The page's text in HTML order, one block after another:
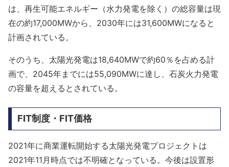
は、再生可能エネルギー（水力発電を除く）の総容量は現
在の約17,000MWから、2030年には31,600MWになると
計画されている。
そのうち、太陽光発電は18,640MWで約60％を占める計
画で、2045年までには55,090MWに達し、石炭火力発電
の容量を超えるとされている。
FIT制度・FIT価格
2021年に商業運転開始する太陽光発電プロジェクトは
2021年11月時点では不明確となっている。今後は設置形